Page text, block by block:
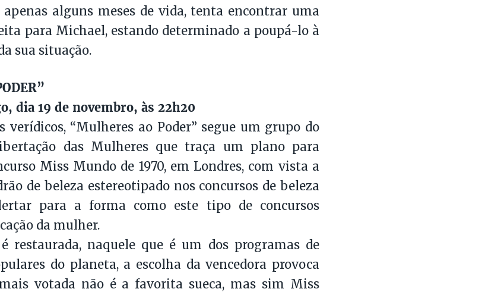
apenas alguns meses de vida, tenta encontrar uma
para Michael, estando determinado a poupá-lo à
sua situação.
dia 19 de novembro, às 22h20
verídicos, “Mulheres ao Poder” segue um grupo do
das Mulheres que traça um plano para
Miss Mundo de 1970, em Londres, com vista a
de beleza estereotipado nos concursos de beleza
para a forma como este tipo de concursos
da mulher.
restaurada, naquele que é um dos programas de
do planeta, a escolha da vencedora provoca
votada não é a favorita sueca, mas sim Miss